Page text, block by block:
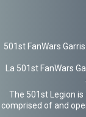
501st FanWars
La 501st FanWars
The 501st Legion
comprised of and